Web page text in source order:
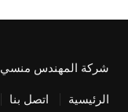
شركة المهندس منسي
الرئيسية اتصل بنا